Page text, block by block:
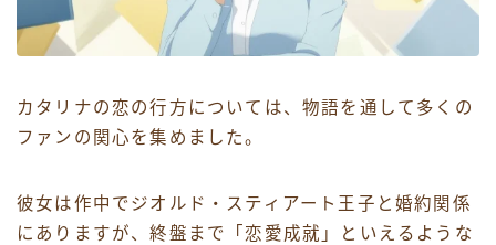
カタリナの恋の行方については、物語を通して多くの
ファンの関心を集めました。
彼女は作中でジオルド・スティアート王子と婚約関係
にありますが、終盤まで「恋愛成就」といえるような